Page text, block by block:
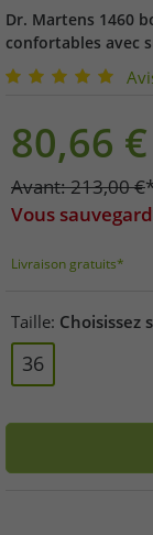
Dr. Martens 1460
confortables avec
80,66 €
Avant:213,00€
Vous
Livraison gratuits*
Taille: Choisissez
36